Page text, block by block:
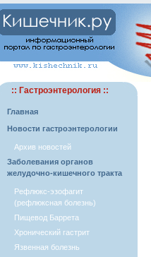
:: Гастроэнтерология ::
Главная
Новости гастроэнтерологии
Архив новостей
Заболевания органов
желудочно-кишечного тракта
Рефлюкс-эзофагит
(рефлюксная болезнь)
Пищевод Баррета
Хронический гастрит
Язвенная болезнь